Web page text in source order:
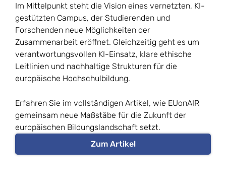
Im Mittelpunkt steht die Vision eines vernetzten, KI-
gestützten Campus, der Studierenden und
Forschenden neue Möglichkeiten der
Zusammenarbeit eröffnet. Gleichzeitig geht es um
verantwortungsvollen KI-Einsatz, klare ethische
Leitlinien und nachhaltige Strukturen für die
europäische Hochschulbildung.
Erfahren Sie im vollständigen Artikel, wie EUonAIR
gemeinsam neue Maßstäbe für die Zukunft der
europäischen Bildungslandschaft setzt.
Zum Artikel